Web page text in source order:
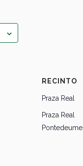
RECINTO
Praza Real
Praza Real
Pontedeume